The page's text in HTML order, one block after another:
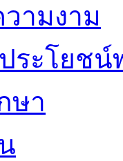
ามงาม
ระโยชน์
ษา